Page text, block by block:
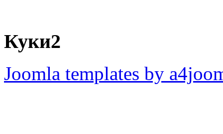
Куки2
Joomla templates by